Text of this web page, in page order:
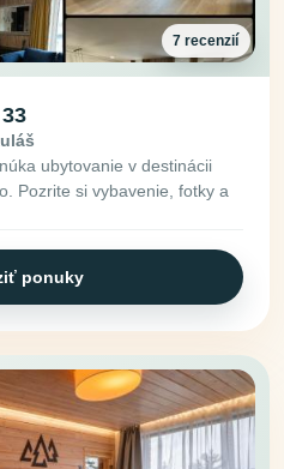
7 recenzií
ubytovanie v destinácii
Pozrite si vybavenie, fotky a
ponuky